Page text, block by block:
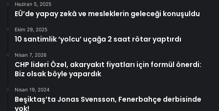
Haziran 5, 2025
EÜ’de yapay zekâ ve mesleklerin geleceği konuşuldu
Ekim 29, 2025
10 santimlik ‘yolcu’ uçağa 2 saat rötar yaptırdı
Nisan 7, 2026
CHP lideri Özel, akaryakıt fiyatları için formül önerdi:
Biz olsak böyle yapardık
Nisan 19, 2024
Beşiktaş’ta Jonas Svensson, Fenerbahçe derbisinde
yok!